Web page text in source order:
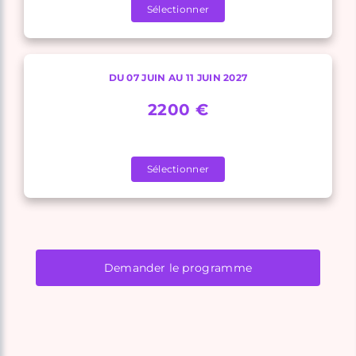
Sélectionner
DU 07 JUIN AU 11 JUIN 2027
2200 €
Sélectionner
Demander le programme